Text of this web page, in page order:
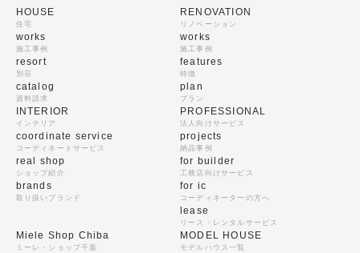
HOUSE
住宅
works
施工事例
resort
別荘
catalog
資料請求
RENOVATION
リノベーション
works
施工事例
features
特徴
plan
プラン
INTERIOR
インテリア
coordinate service
コーディネートサービス
real shop
ショップ紹介
brands
取り扱いブランド
PROFESSIONAL
法人向けサービス
projects
納品事例
for builder
工務店向けサービス
for ic
コーディネーターの方へ
lease
リース・レンタルサービス
Miele Shop Chiba
ミーレ・ショップ千葉
MODEL HOUSE
モデルハウス一覧